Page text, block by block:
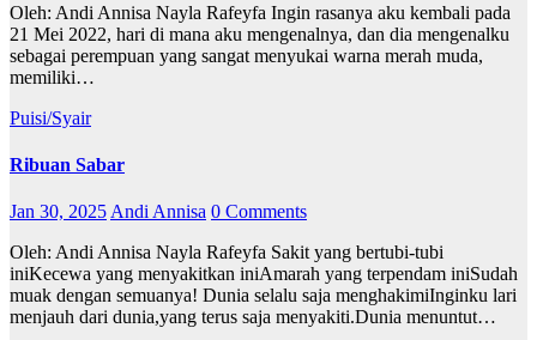
Oleh: Andi Annisa Nayla Rafeyfa Ingin rasanya aku kembali pada
21 Mei 2022, hari di mana aku mengenalnya, dan dia mengenalku
sebagai perempuan yang sangat menyukai warna merah muda,
memiliki…
Puisi/Syair
Ribuan Sabar
Jan 30, 2025 Andi Annisa 0 Comments
Oleh: Andi Annisa Nayla Rafeyfa Sakit yang bertubi-tubi
iniKecewa yang menyakitkan iniAmarah yang terpendam iniSudah
muak dengan semuanya! Dunia selalu saja menghakimiInginku lari
menjauh dari dunia,yang terus saja menyakiti.Dunia menuntut…